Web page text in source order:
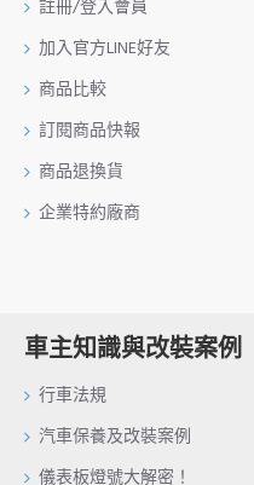
註冊/登入會員
加入官方LINE好友
商品比較
訂閱商品快報
商品退換貨
企業特約廠商
車主知識與改裝案例
行車法規
汽車保養及改裝案例
儀表板燈號大解密！